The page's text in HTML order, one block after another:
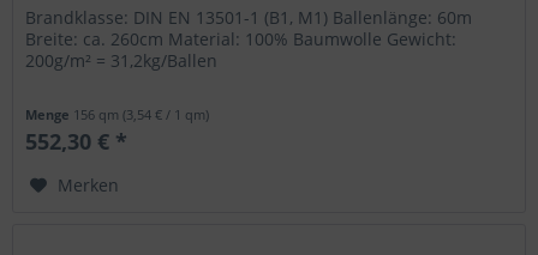
Brandklasse: DIN EN 13501-1 (B1, M1) Ballenlänge: 60m
Breite: ca. 260cm Material: 100% Baumwolle Gewicht:
200g/m² = 31,2kg/Ballen
Menge 156 qm(3,54 € / 1 qm)
552,30 € *
Merken